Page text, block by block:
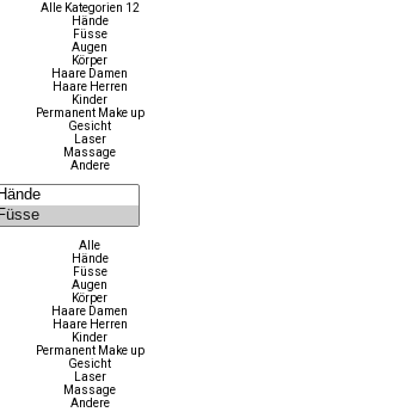
Alle Kategorien 12
Hände
Füsse
Augen
Körper
Haare Damen
Haare Herren
Kinder
Permanent Make up
Gesicht
Laser
Massage
Andere
Alle
Hände
Füsse
Augen
Körper
Haare Damen
Haare Herren
Kinder
Permanent Make up
Gesicht
Laser
Massage
Andere